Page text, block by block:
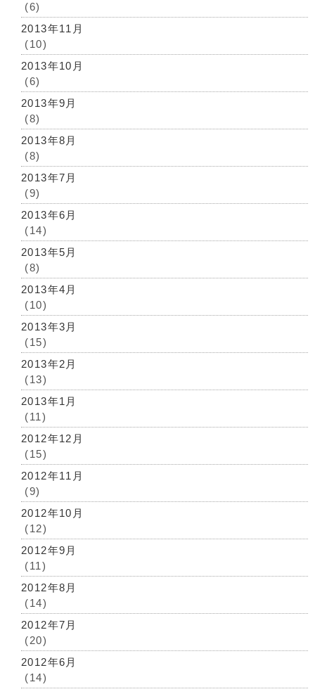
(6)
2013年11月
(10)
2013年10月
(6)
2013年9月
(8)
2013年8月
(8)
2013年7月
(9)
2013年6月
(14)
2013年5月
(8)
2013年4月
(10)
2013年3月
(15)
2013年2月
(13)
2013年1月
(11)
2012年12月
(15)
2012年11月
(9)
2012年10月
(12)
2012年9月
(11)
2012年8月
(14)
2012年7月
(20)
2012年6月
(14)